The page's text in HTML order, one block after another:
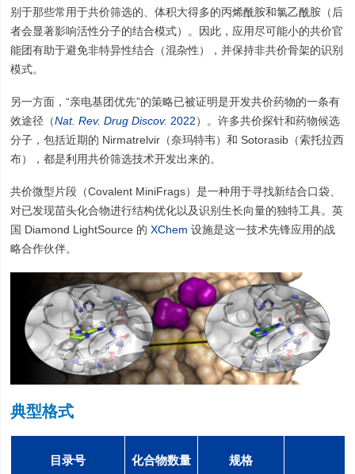
别于那些常用于共价筛选的、体积大得多的丙烯酰胺和氯乙酰胺（后
者会显著影响活性分子的结合模式）。因此，应用尽可能小的共价官
能团有助于避免非特异性结合（混杂性），并保持非共价骨架的识别
模式。
另一方面，“亲电基团优先”的策略已被证明是开发共价药物的一条有
效途径（Nat. Rev. Drug Discov. 2022 ）。许多共价探针和药物候选
分子，包括近期的 Nirmatrelvir（奈玛特韦）和 Sotorasib（索托拉西
布），都是利用共价筛选技术开发出来的。
共价微型片段（Covalent MiniFrags）是一种用于寻找新结合口袋、
对已发现苗头化合物进行结构优化以及识别生长向量的独特工具。英
国 Diamond LightSource 的 XChem 设施是这一技术先锋应用的战
略合作伙伴。
典型格式
目录号 化合物数量 规格